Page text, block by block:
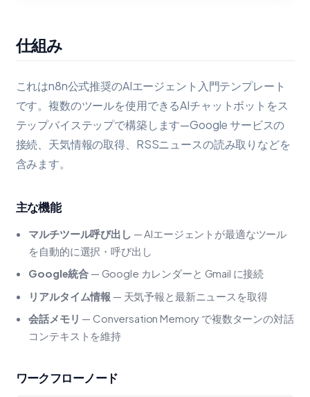
仕組み
これはn8n公式推奨のAIエージェント入門テンプレート
です。複数のツールを使用できるAIチャットボットをス
テップバイステップで構築します—Google サービスの
接続、天気情報の取得、RSSニュースの読み取りなどを
含みます。
主な機能
マルチツール呼び出し — AIエージェントが最適なツール
を自動的に選択・呼び出し
Google統合 — Google カレンダーと Gmail に接続
リアルタイム情報 — 天気予報と最新ニュースを取得
会話メモリ — Conversation Memory で複数ターンの対話
コンテキストを維持
ワークフローノード